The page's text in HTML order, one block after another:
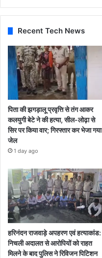
Recent Tech News
पिता की झगड़ालू प्रवृत्ति से तंग आकर
कलयुगी बेटे ने की हत्या, सील-लोढ़ा से
सिर पर किया वार; गिरफ्तार कर भेजा गया
जेल
1 day ago
हरिनंदन राजवाड़े अपहरण एवं हत्याकांड:
निचली अदालत से आरोपियों को राहत
मिलने के बाद पुलिस ने रिविजन पिटिशन